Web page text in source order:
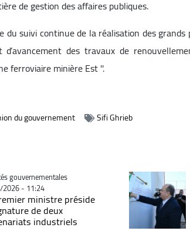
de gestion des affaires publiques.
du suivi continue de la réalisation des
d’avancement des travaux de
ferroviaire minière Est ''.
du gouvernement Sifi Ghrieb
gouvernementales
- 11:24
ministre préside
de deux
industriels